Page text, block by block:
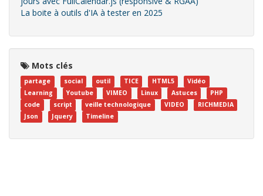
La boite à outils d'IA à tester en 2025
Mots clés
partage social outil TICE HTML5
Vidéo
Learning
Youtube VIMEO Linux Astuces
PHP
code
script veille technologique VIDEO
RICHMEDIA
Json
Jquery Timeline